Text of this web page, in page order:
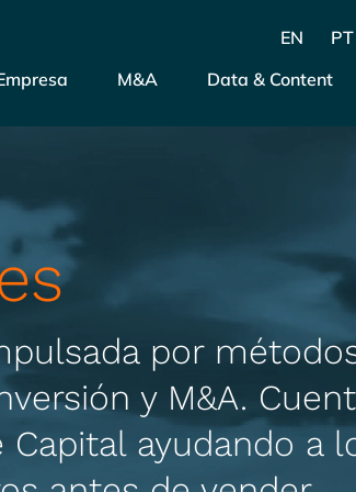
EN PT
M&A Data & Content
por
y M&A.
ayudando a